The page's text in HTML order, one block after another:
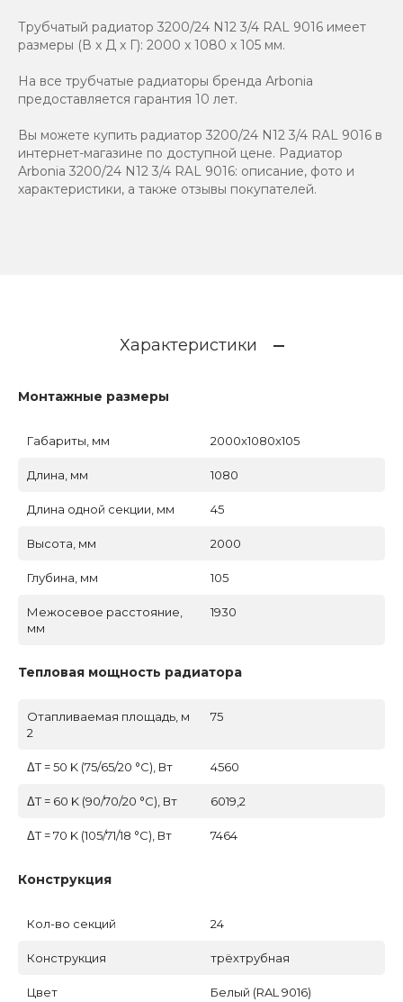
Трубчатый радиатор 3200/24 N12 3/4 RAL 9016 имеет
размеры (В x Д x Г): 2000 x 1080 x 105 мм.
На все трубчатые радиаторы бренда Аrbonia
предоставляется гарантия 10 лет.
Вы можете купить радиатор 3200/24 N12 3/4 RAL 9016 в
интернет-магазине по доступной цене. Радиатор
Arbonia 3200/24 N12 3/4 RAL 9016: описание, фото и
характеристики, а также отзывы покупателей.
Характеристики
Монтажные размеры
Габариты, мм 2000x1080x105
Длина, мм 1080
Длина одной секции, мм 45
Высота, мм 2000
Глубина, мм 105
Межосевое расстояние,
мм
1930
Тепловая мощность радиатора
Отапливаемая площадь, м
2
75
ΔT = 50 K (75/65/20 °C), Вт 4560
ΔT = 60 K (90/70/20 °C), Вт 6019,2
ΔT = 70 K (105/71/18 °C), Вт 7464
Конструкция
Кол-во секций 24
Конструкция трёхтрубная
Цвет Белый (RAL 9016)